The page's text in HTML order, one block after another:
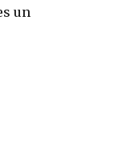
un